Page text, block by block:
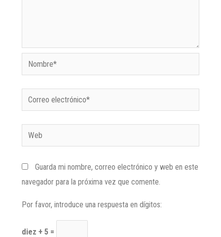
Guarda mi nombre, correo electrónico y web en este
navegador para la próxima vez que comente.
Por favor, introduce una respuesta en dígitos:
diez + 5 =